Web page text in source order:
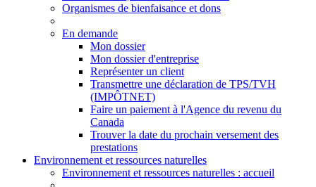
Organismes de bienfaisance et dons
En demande
Mon dossier
Mon dossier d'entreprise
Représenter un client
Transmettre une déclaration de TPS/TVH
(IMPÔTNET)
Faire un paiement à l'Agence du revenu du
Canada
Trouver la date du prochain versement des
prestations
Environnement et ressources naturelles
Environnement et ressources naturelles : accueil